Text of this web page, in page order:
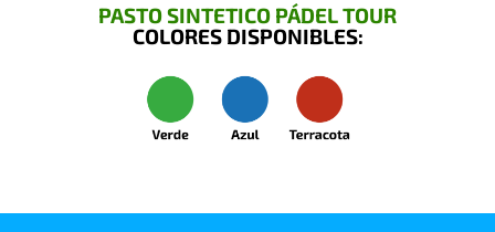
PASTO SINTETICO PÁDEL TOUR
COLORES DISPONIBLES: